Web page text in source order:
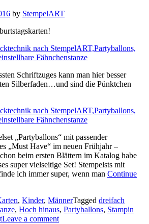
by StempelART
Schriftzuges kann man hier besser
Silberfaden…und sind die Pünktchen
„Partyballons“ mit passender
„Must Have“ im neuen Frühjahr –
beim ersten Blättern im Katalog habe
super vielseitige Set! Stempelsts mit
ich immer super, wenn man Continue
, Kinder, MännerTagged dreifach
, Hoch hinaus, Partyballons, Stampin
Leave a comment